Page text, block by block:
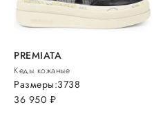
PREMIATA
Кеды кожаные
36 950 руб.
Размеры:3738